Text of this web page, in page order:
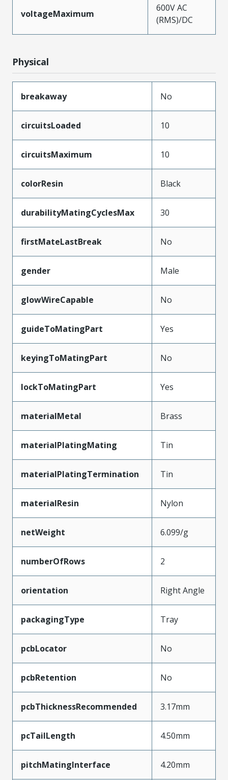
voltageMaximum
600V AC
(RMS)/DC
Physical
breakaway No
circuitsLoaded 10
circuitsMaximum 10
colorResin Black
durabilityMatingCyclesMax 30
firstMateLastBreak No
gender Male
glowWireCapable No
guideToMatingPart Yes
keyingToMatingPart No
lockToMatingPart Yes
materialMetal Brass
materialPlatingMating Tin
materialPlatingTermination Tin
materialResin Nylon
netWeight 6.099/g
numberOfRows 2
orientation Right Angle
packagingType Tray
pcbLocator No
pcbRetention No
pcbThicknessRecommended 3.17mm
pcTailLength 4.50mm
pitchMatingInterface 4.20mm